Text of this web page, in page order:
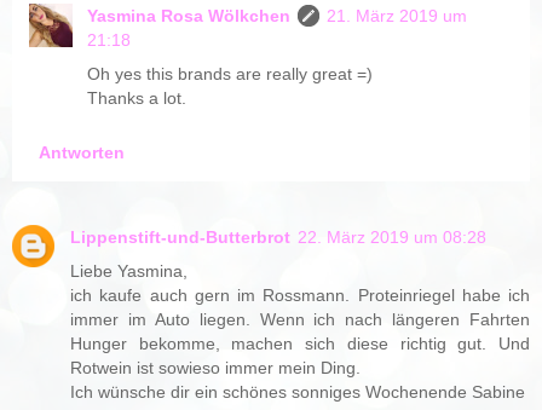
Yasmina Rosa Wölkchen
21. März 2019 um
21:18
Oh yes this brands are really great =)
Thanks a lot.
Antworten
Lippenstift-und-Butterbrot 22. März 2019 um 08:28
Liebe Yasmina,
ich kaufe auch gern im Rossmann. Proteinriegel habe ich
immer im Auto liegen. Wenn ich nach längeren Fahrten
Hunger bekomme, machen sich diese richtig gut. Und
Rotwein ist sowieso immer mein Ding.
Ich wünsche dir ein schönes sonniges Wochenende Sabine